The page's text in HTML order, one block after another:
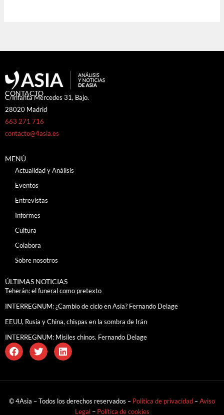
CONTACTO
C/Infanta Mercedes 31, Bajo.
28020 Madrid
663 271 716
contacto@4asia.es
MENÚ
Actualidad y Análisis
Eventos
Entrevistas
Informes
Cultura
Colabora
Sobre nosotros
ÚLTIMAS NOTICIAS
Teherán: el funeral como pretexto
INTERREGNUM: ¿Cambio de ciclo en Asia? Fernando Delage
EEUU, Rusia y China, chispas en la sombra de Irán
INTERREGNUM: Misiles chinos. Fernando Delage
© 4Asia – Todos los derechos reservados – Política de privacidad –Aviso
Legal – Política de cookies